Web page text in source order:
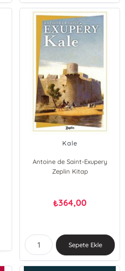
Kale
Antoine de Saint-Exupery
Zeplin Kitap
₺364,00
Sepete Ekle